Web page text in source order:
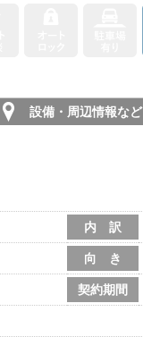
設備・周辺情報など
内 訳
向 き
契約期間